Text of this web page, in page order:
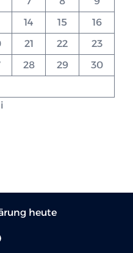
14 15
16
21 22
23
28 29
30
heute